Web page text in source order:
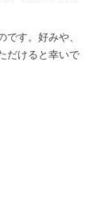
す。好みや、
だけると幸いで